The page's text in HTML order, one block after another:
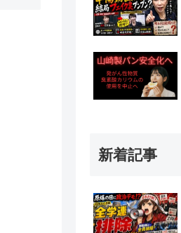
新着記事